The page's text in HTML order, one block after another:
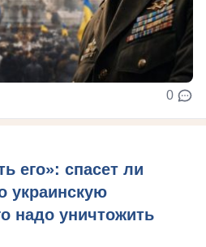
0
его»: спасет ли
украинскую
надо уничтожить